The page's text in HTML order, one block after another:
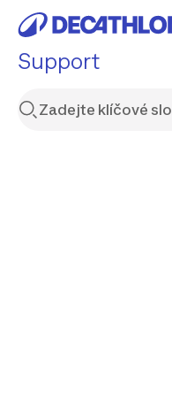
Support